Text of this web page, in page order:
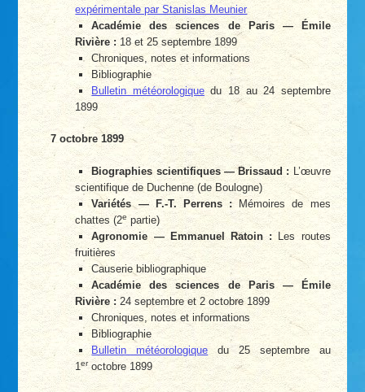
expérimentale par Stanislas Meunier
Académie des sciences de Paris — Émile
Rivière :18 et 25 septembre 1899
Chroniques, notes et informations
Bibliographie
Bulletin météorologiquedu 18 au 24 septembre
1899
7 octobre 1899
Biographies scientifiques — Brissaud :L’œuvre
scientifique de Duchenne (de Boulogne)
Variétés — F.-T. Perrens :Mémoires de mes
chattes (2e partie)
Agronomie — Emmanuel Ratoin : Les routes
fruitières
Causerie bibliographique
Académie des sciences de Paris — Émile
Rivière : 24 septembre et 2 octobre 1899
Chroniques, notes et informations
Bibliographie
Bulletin météorologique du 25 septembre au
1eroctobre 1899